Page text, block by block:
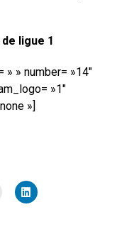
ligue 1
» number= »14″
»1″
»]